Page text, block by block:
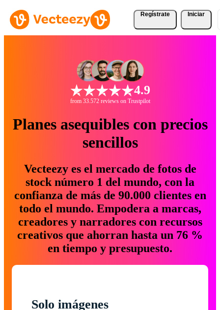
Regístrate Iniciar
4.9
from 33.572 reviews on Trustpilot
Planes asequibles con precios
sencillos
Vecteezy es el mercado de fotos de
stock número 1 del mundo, con la
confianza de más de 90.000 clientes en
todo el mundo. Empodera a marcas,
creadores y narradores con recursos
creativos que ahorran hasta un 76 %
en tiempo y presupuesto.
Solo imágenes